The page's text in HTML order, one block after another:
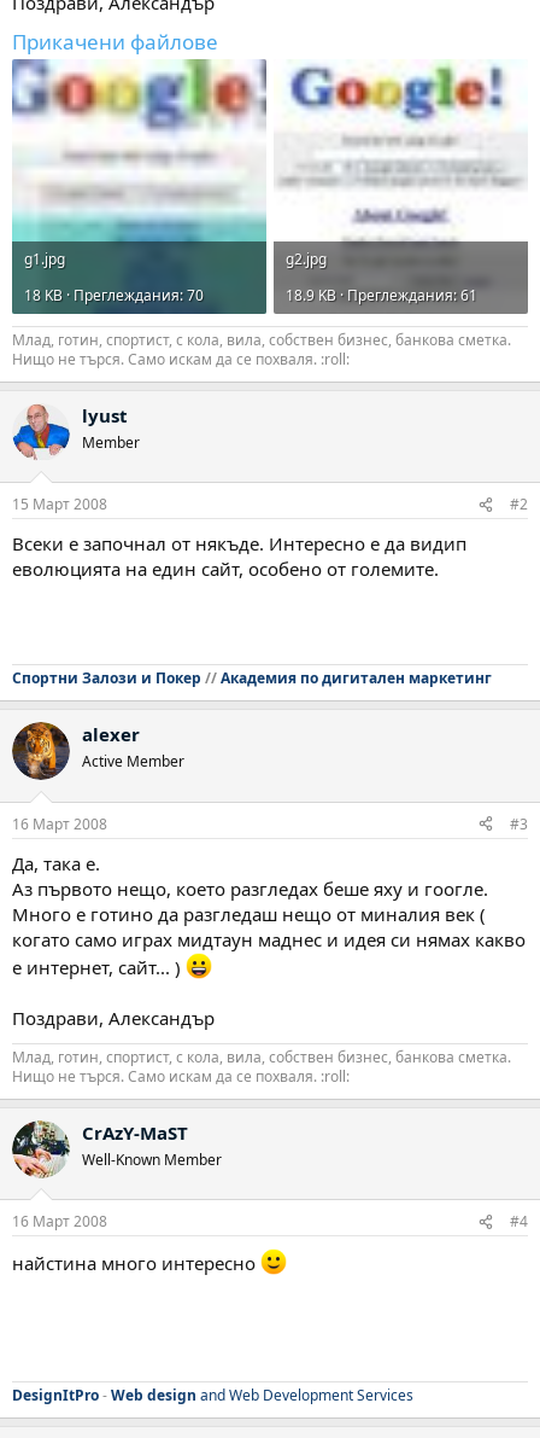
Прикачени файлове
g1.jpg
18 KB · Преглеждания: 70
g2.jpg
18.9 KB · Преглеждания: 61
Млад, готин, спортист, с кола, вила, собствен бизнес, банкова сметка.
Нищо не търся. Само искам да се похваля. :roll:
lyust
Member
15 Март 2008 #2
Всеки е започнал от някъде. Интересно е да видип
еволюцията на един сайт, особено от големите.
Спортни Залози и Покер //Академия по дигитален маркетинг
alexer
Active Member
16 Март 2008 #3
Да, така е.
Аз първото нещо, което разгледах беше яху и гоогле.
Много е готино да разгледаш нещо от миналия век (
когато само играх мидтаун маднес и идея си нямах какво
е интернет, сайт... )
Поздрави, Александър
Млад, готин, спортист, с кола, вила, собствен бизнес, банкова сметка.
Нищо не търся. Само искам да се похваля. :roll:
CrAzY-MaST
Well-Known Member
16 Март 2008 #4
найстина много интересно
DesignItPro-Web design and Web Development Services